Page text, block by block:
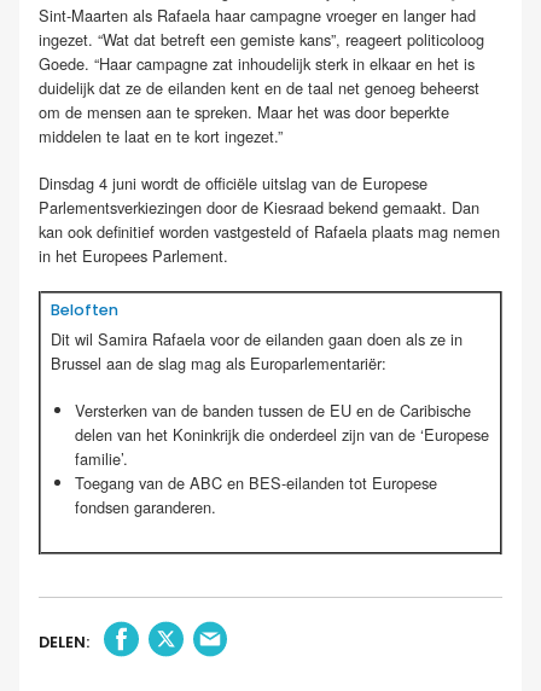
Sint-Maarten als Rafaela haar campagne vroeger en langer had
ingezet. “Wat dat betreft een gemiste kans”, reageert politicoloog
Goede. “Haar campagne zat inhoudelijk sterk in elkaar en het is
duidelijk dat ze de eilanden kent en de taal net genoeg beheerst
om de mensen aan te spreken. Maar het was door beperkte
middelen te laat en te kort ingezet.”
Dinsdag 4 juni wordt de officiële uitslag van de Europese
Parlementsverkiezingen door de Kiesraad bekend gemaakt. Dan
kan ook definitief worden vastgesteld of Rafaela plaats mag nemen
in het Europees Parlement.
Beloften
Dit wil Samira Rafaela voor de eilanden gaan doen als ze in
Brussel aan de slag mag als Europarlementariër:
Versterken van de banden tussen de EU en de Caribische
delen van het Koninkrijk die onderdeel zijn van de ‘Europese
familie’.
Toegang van de ABC en BES-eilanden tot Europese
fondsen garanderen.
DELEN: